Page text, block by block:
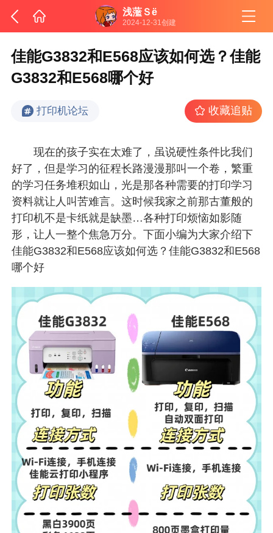
浅蘫Ｓё
2024-12-31创建
佳能G3832和E568应该如何选？佳能
G3832和E568哪个好
打印机论坛 收藏追贴
现在的孩子实在太难了，虽说硬性条件比我们
好了，但是学习的征程长路漫漫那叫一个卷，繁重
的学习任务堆积如山，光是那各种需要的打印学习
资料就让人叫苦难言。这时候我家之前那古董般的
打印机不是卡纸就是缺墨…各种打印烦恼如影随
形，让人一整个焦急万分。下面小编为大家介绍下
佳能G3832和E568应该如何选？佳能G3832和E568
哪个好